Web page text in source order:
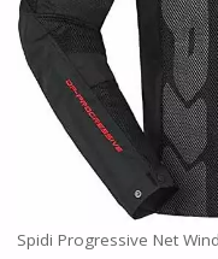
Spidi Progressive Net